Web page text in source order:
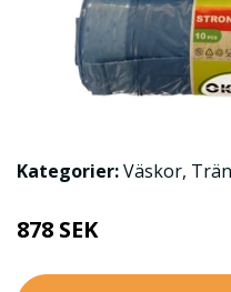
Kategorier:Väskor,
878 SEK